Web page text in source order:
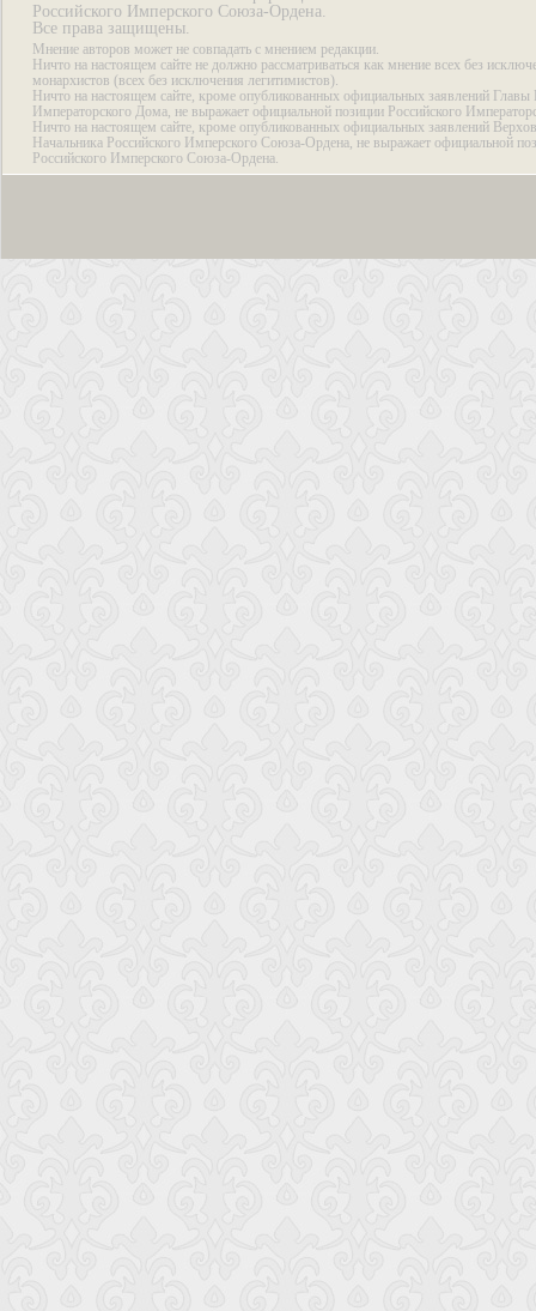
Российского Имперского Союза-Ордена.
Все права защищены.
Мнение авторов может не совпадать с мнением редакции.
Ничто на настоящем сайте не должно рассматриваться как мнение всех без
монархистов (всех без исключения легитимистов).
Ничто на настоящем сайте, кроме опубликованных официальных заявлений Главы
Императорского Дома, не выражает официальной позиции Российского
Ничто на настоящем сайте, кроме опубликованных официальных заявлений
Начальника Российского Имперского Союза-Ордена, не выражает официальной
Российского Имперского Союза-Ордена.